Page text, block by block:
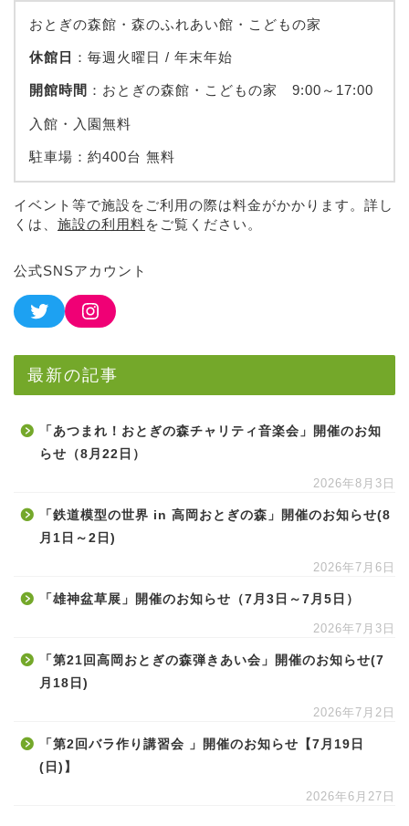
おとぎの森館・森のふれあい館・こどもの家
休館日 ：毎週火曜日 / 年末年始
開館時間 ：おとぎの森館・こどもの家 9:00～17:00
入館・入園無料
駐車場：約400台 無料
イベント等で施設をご利用の際は料金がかかります。詳し
くは、 施設の利用料をご覧ください。
公式SNSアカウント
最新の記事
「あつまれ！おとぎの森チャリティ音楽会」開催のお知
らせ（8月22日）
2026年8月3日
「鉄道模型の世界 in 高岡おとぎの森」開催のお知らせ(8
月1日～2日)
2026年7月6日
「雄神盆草展」開催のお知らせ（7月3日～7月5日）
2026年7月3日
「第21回高岡おとぎの森弾きあい会」開催のお知らせ(7
月18日)
2026年7月2日
「第2回バラ作り講習会 」開催のお知らせ【7月19日
(日)】
2026年6月27日